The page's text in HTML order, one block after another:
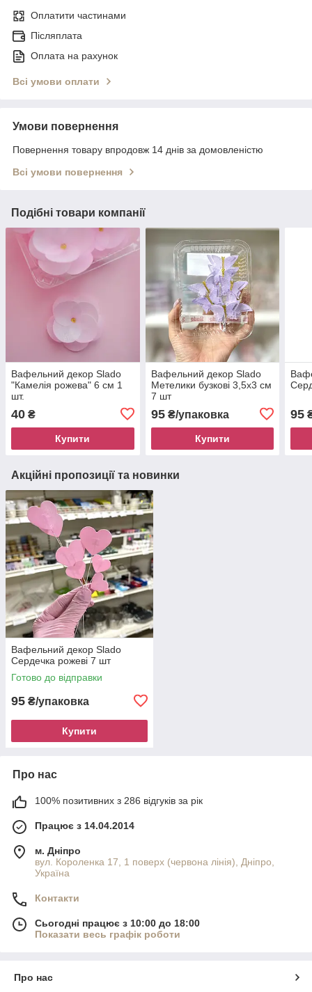
Оплатити частинами
Післяплата
Оплата на рахунок
Всі умови оплати
Умови повернення
Повернення товару впродовж 14 днів за домовленістю
Всі умови повернення
Подібні товари компанії
Вафельний декор Slado
"Камелія рожева" 6 см 1
шт.
40 ₴
Купити
Вафельний декор Slado
Метелики бузкові 3,5х3 см
7 шт
95₴/упаковка
Купити
95
Акційні пропозиції та новинки
Вафельний декор Slado
Сердечка рожеві 7 шт
Готово до відправки
95 ₴/упаковка
Купити
Про нас
100% позитивних з 286 відгуків за рік
Працює з 14.04.2014
м. Дніпро
вул. Короленка 17, 1 поверх (червона лінія), Дніпро,
Україна
Контакти
Сьогодні працює з 10:00 до 18:00
Показати весь графік роботи
Про нас